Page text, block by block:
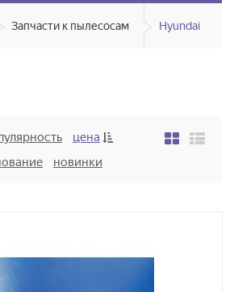
Запчасти к пылесосам Hyundai
цена
новинки